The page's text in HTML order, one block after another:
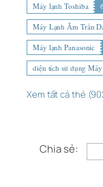
Máy lạnh Toshiba
6
Máy Lạnh Âm Trần
Máy lạnh Panasonic
diện tích sử dụng
Xem tất cả thẻ
Chia sẻ: